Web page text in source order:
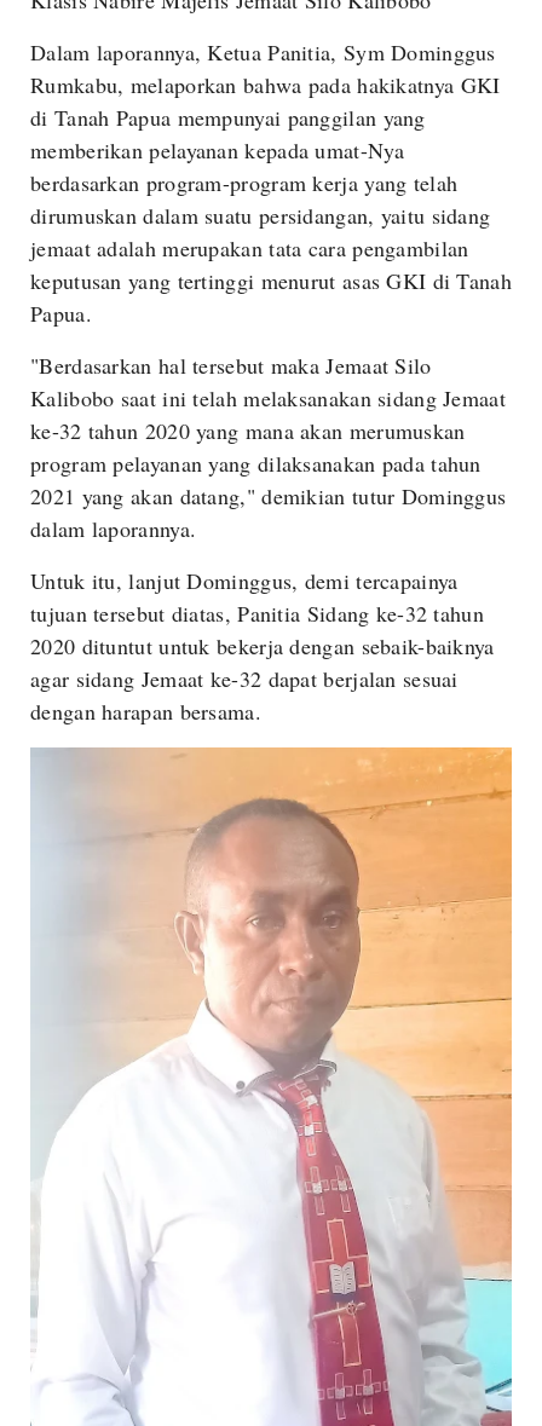
Dalam laporannya, Ketua Panitia, Sym Dominggus
Rumkabu, melaporkan bahwa pada hakikatnya GKI
di Tanah Papua mempunyai panggilan yang
memberikan pelayanan kepada umat-Nya
berdasarkan program-program kerja yang telah
dirumuskan dalam suatu persidangan, yaitu sidang
jemaat adalah merupakan tata cara pengambilan
keputusan yang tertinggi menurut asas GKI di Tanah
Papua.
"Berdasarkan hal tersebut maka Jemaat Silo
Kalibobo saat ini telah melaksanakan sidang Jemaat
ke-32 tahun 2020 yang mana akan merumuskan
program pelayanan yang dilaksanakan pada tahun
2021 yang akan datang," demikian tutur Dominggus
dalam laporannya.
Untuk itu, lanjut Dominggus, demi tercapainya
tujuan tersebut diatas, Panitia Sidang ke-32 tahun
2020 dituntut untuk bekerja dengan sebaik-baiknya
agar sidang Jemaat ke-32 dapat berjalan sesuai
dengan harapan bersama.